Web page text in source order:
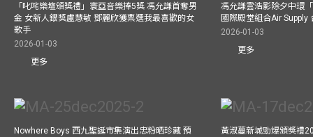
「叱咤樂壇頒獎禮」寰亞音樂捧5獎 馮允謙首奪男
金 女新人銀獎盧慧敏 鄧麗欣獲票選我最喜歡的女
歌手
2026-01-03
更多
馮允謙雲浩影除夕中環
國際殿堂組合Air Supply
2026-01-03
更多
Nowhere Boys 西九聖誕市集演出忠粉晒珍藏 預
黃淑蔓新城勁爆頒獎禮